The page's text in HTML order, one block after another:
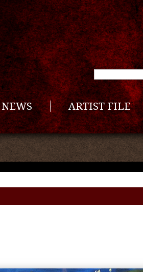
NEWS ARTIST FILE